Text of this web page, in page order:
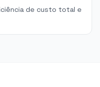
de custo total e